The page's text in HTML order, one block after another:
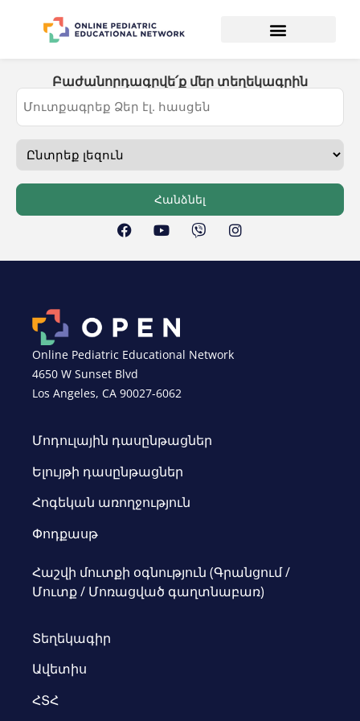
Բաժանորդագրվե՛ք մեր տեղեկագրին
Հանձնել
Online Pediatric Educational Network
4650 W Sunset Blvd
Los Angeles, CA 90027-6062
Մոդուլային դասընթացներ
Ելույթի դասընթացներ
Հոգեկան առողջություն
Փոդքասթ
Հաշվի մուտքի օգնություն (Գրանցում /
Մուտք / Մոռացված գաղտնաբառ)
Տեղեկագիր
Ավետիս
ՀՏՀ